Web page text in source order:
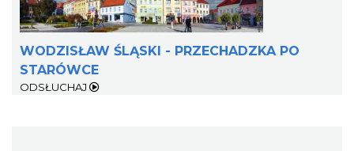
WODZISŁAW ŚLĄSKI - PRZECHADZKA PO
STARÓWCE
ODSŁUCHAJ